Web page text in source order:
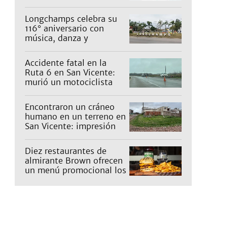
Longchamps celebra su
116° aniversario con
música, danza y
familia
Accidente fatal en la
Ruta 6 en San Vicente:
murió un motociclista
Encontraron un cráneo
humano en un terreno en
San Vicente: impresión
Diez restaurantes de
almirante Brown ofrecen
un menú promocional los